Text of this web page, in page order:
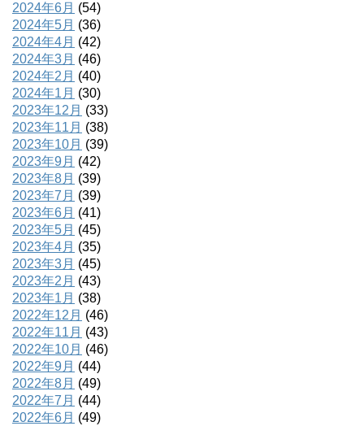
2024年6月 (54)
2024年5月 (36)
2024年4月 (42)
2024年3月 (46)
2024年2月 (40)
2024年1月 (30)
2023年12月 (33)
2023年11月 (38)
2023年10月 (39)
2023年9月 (42)
2023年8月 (39)
2023年7月 (39)
2023年6月 (41)
2023年5月 (45)
2023年4月 (35)
2023年3月 (45)
2023年2月 (43)
2023年1月 (38)
2022年12月 (46)
2022年11月 (43)
2022年10月 (46)
2022年9月 (44)
2022年8月 (49)
2022年7月 (44)
2022年6月 (49)